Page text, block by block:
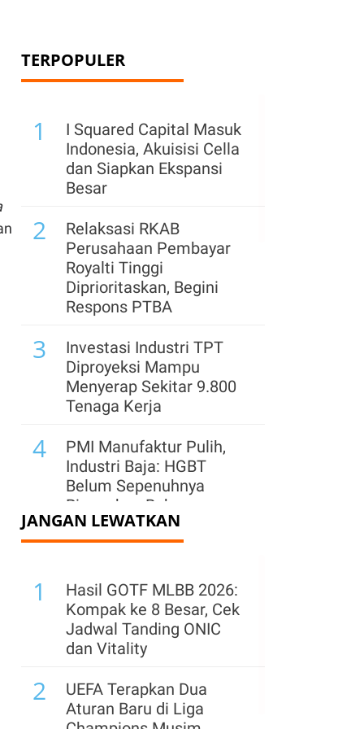
TERPOPULER
1
I Squared Capital Masuk
Indonesia, Akuisisi Cella
dan Siapkan Ekspansi
Besar
2
Relaksasi RKAB
Perusahaan Pembayar
Royalti Tinggi
Diprioritaskan, Begini
Respons PTBA
3
Investasi Industri TPT
Diproyeksi Mampu
Menyerap Sekitar 9.800
Tenaga Kerja
4
PMI Manufaktur Pulih,
Industri Baja: HGBT
Belum Sepenuhnya
Ringankan Beban
Produksi
Ketersediaan AQUA di
Tengah Potensi El Nino
dan Lonjakan
Permintaan
6
WIKA Kebut
Pembangunan Tol
Jakarta-Cikampek II
JANGAN LEWATKAN
1
Hasil GOTF MLBB 2026:
Kompak ke 8 Besar, Cek
Jadwal Tanding ONIC
dan Vitality
2
UEFA Terapkan Dua
Aturan Baru di Liga